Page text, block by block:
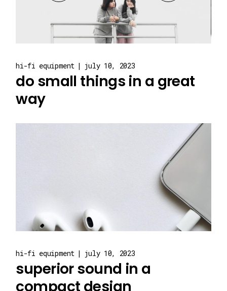
hi-fi equipment july 10, 2023
do small things in a great
way
hi-fi equipment july 10, 2023
superior sound in a
compact design